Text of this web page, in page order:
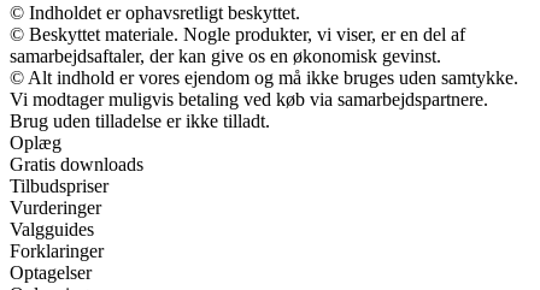
© Indholdet er ophavsretligt beskyttet.
© Beskyttet materiale. Nogle produkter, vi viser, er en del af
samarbejdsaftaler, der kan give os en økonomisk gevinst.
© Alt indhold er vores ejendom og må ikke bruges uden samtykke.
Vi modtager muligvis betaling ved køb via samarbejdspartnere.
Brug uden tilladelse er ikke tilladt.
Oplæg
Gratis downloads
Tilbudspriser
Vurderinger
Valgguides
Forklaringer
Optagelser